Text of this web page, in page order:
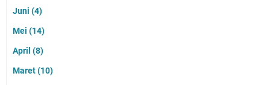
Juni (4)
Mei (14)
April (8)
Maret(10)